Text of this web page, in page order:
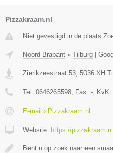
Pizzakraam.nl
Niet gevestigd in de plaats
Noord-Brabant » Tilburg
Zierikzeestraat 53, 5036 XH
Tel: 0646265598, Fax: -, KvK:
E-mail › Pizzakraam.nl
Website: https://
Bent u op zoek naar een